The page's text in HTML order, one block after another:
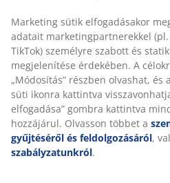
Marketing sütik elfogadásakor
adatait marketingpartnerekkel (pl.
TikTok) személyre szabott és
megjelenítése érdekében. A
„Módosítás” részben olvashat, és
süti ikonra kattintva
elfogadása” gombra kattintva
hozzájárul. Olvasson többet a
gyűjtéséről és feldolgozásáról,
szabályzatunkról.